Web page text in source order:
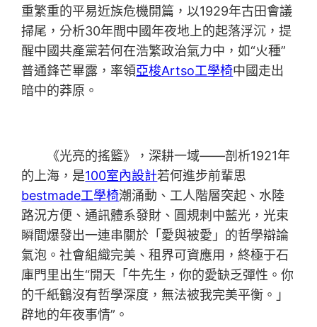
重繁重的平易近族危機開篇，以1929年古田會議
掃尾，分析30年間中國年夜地上的起落浮沉，提
醒中國共產黨若何在浩繁政治氣力中，如“火種”
普通鋒芒畢露，率領亞梭Artso工學椅中國走出
暗中的莽原。
《光亮的搖籃》，深耕一域——剖析1921年
的上海，是100室內設計若何進步前輩思
bestmade工學椅潮涌動、工人階層突起、水陸
路況方便、通訊體系發財、圓規刺中藍光，光束
瞬間爆發出一連串關於「愛與被愛」的哲學辯論
氣泡。社會組織完美、租界可資應用，終極于石
庫門里出生“開天「牛先生，你的愛缺乏彈性。你
的千紙鶴沒有哲學深度，無法被我完美平衡。」
辟地的年夜事情”。